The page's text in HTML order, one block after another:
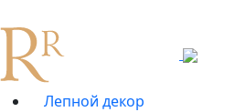
Лепной декор